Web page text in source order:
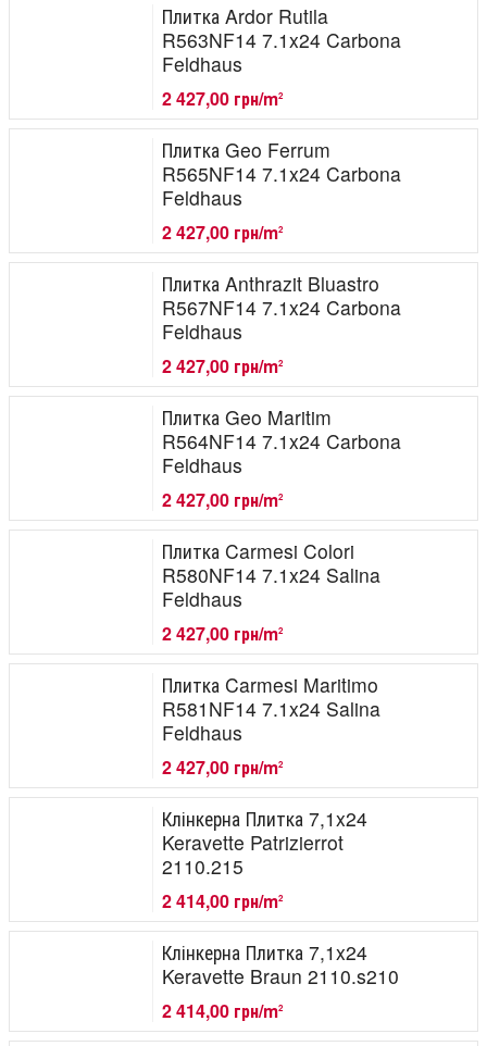
Плитка Ardor Rutila
R563NF14 7.1x24 Carbona
Feldhaus
2 427,00 грн/m2
Плитка Geo Ferrum
R565NF14 7.1x24 Carbona
Feldhaus
2 427,00 грн/m2
Плитка Anthrazit Bluastro
R567NF14 7.1x24 Carbona
Feldhaus
2 427,00 грн/m2
Плитка Geo Maritim
R564NF14 7.1x24 Carbona
Feldhaus
2 427,00 грн/m2
Плитка Carmesi Colori
R580NF14 7.1x24 Salina
Feldhaus
2 427,00 грн/m2
Плитка Carmesi Maritimo
R581NF14 7.1x24 Salina
Feldhaus
2 427,00 грн/m2
Клінкерна Плитка 7,1x24
Keravette Patrizierrot
2110.215
2 414,00 грн/m2
Клінкерна Плитка 7,1x24
Keravette Braun 2110.s210
2 414,00 грн/m2